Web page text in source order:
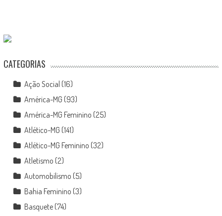
CATEGORIAS
Ação Social (16)
América-MG (93)
América-MG Feminino (25)
Atlético-MG (141)
Atlético-MG Feminino (32)
Atletismo (2)
Automobilismo (5)
Bahia Feminino (3)
Basquete(74)